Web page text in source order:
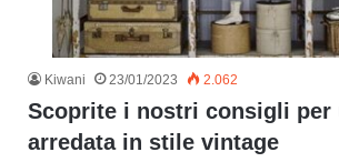
Kiwani 23/01/2023 2.062
Scoprite i nostri consigli per
arredata in stile vintage